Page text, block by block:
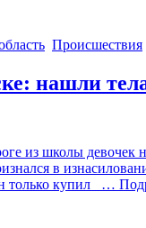
Происшествия
нашли
из школы девочек
в
только купил
…